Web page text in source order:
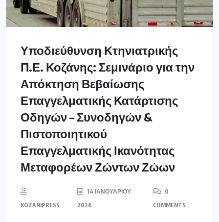
Υποδιεύθυνση Κτηνιατρικής
Π.Ε. Κοζάνης: Σεμινάριο για την
Απόκτηση Βεβαίωσης
Επαγγελματικής Κατάρτισης
Οδηγών – Συνοδηγών &
Πιστοποιητικού
Επαγγελματικής Ικανότητας
Μεταφορέων Ζώντων Ζώων
KOZANIPRESS
14 ΙΑΝΟΥΑΡΊΟΥ
2026
0
COMMENTS